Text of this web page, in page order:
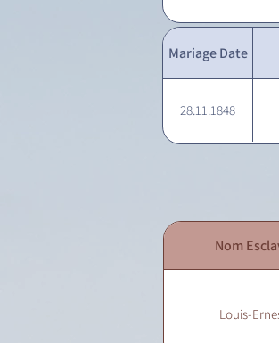
Mariage Date
28.11.1848
Nom
Louis-